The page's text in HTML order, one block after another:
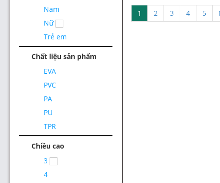
Nam
Nữ
Trẻ em
Chất liệu sản phẩm
EVA
PVC
PA
PU
TPR
Chiều cao
3
4
1 2 3 4 5